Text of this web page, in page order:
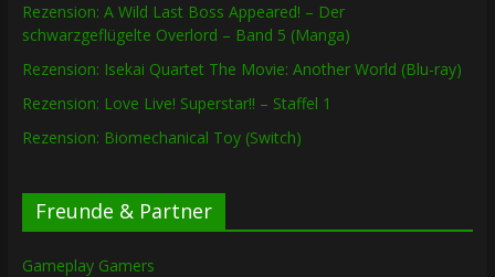
Rezension: A Wild Last Boss Appeared! – Der
schwarzgeflügelte Overlord – Band 5 (Manga)
Rezension: Isekai Quartet The Movie: Another World (Blu-ray)
Rezension: Love Live! Superstar!! – Staffel 1
Rezension: Biomechanical Toy (Switch)
Freunde & Partner
Gameplay Gamers